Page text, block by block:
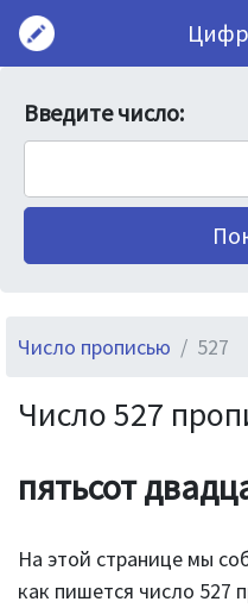
Введите число:
Число прописью 527
Число 527
пятьсот
На этой странице мы
как пишется число 527